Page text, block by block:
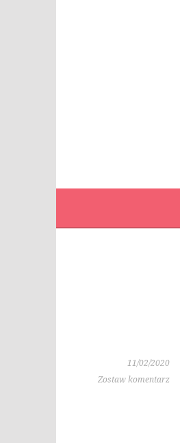
11/02/2020
Zostaw komentarz